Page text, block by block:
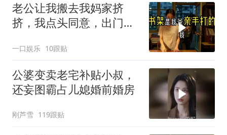
老公让我搬去我妈家挤
挤，我点头同意，出门时
把车钥匙
一口娱乐 10跟贴
公婆变卖老宅补贴小叔，
还妄图霸占儿媳婚前婚房
刚芦雪 119跟贴